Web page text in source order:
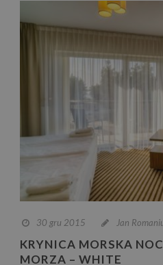
30 gru 2015 Jan
KRYNICA MORSKA
MORZA – WHITE